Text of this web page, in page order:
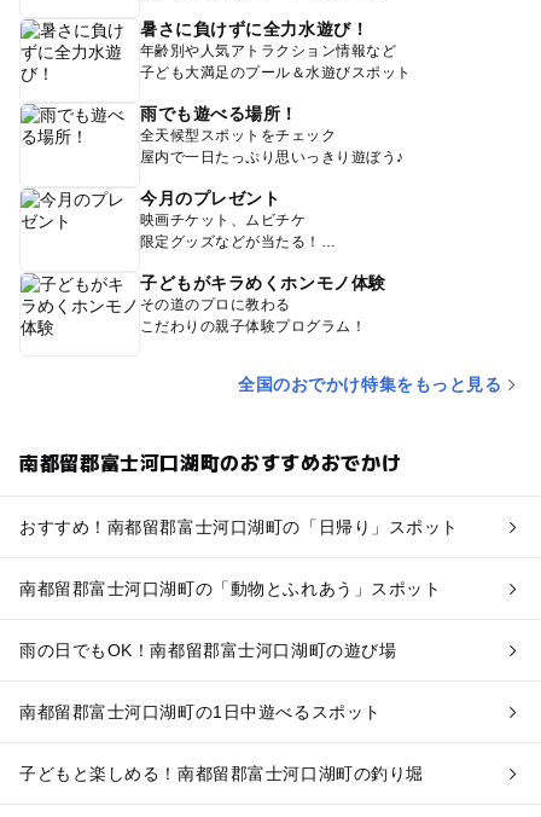
暑さに負けずに全力水遊び！
年齢別や人気アトラクション情報など
子ども大満足のプール＆水遊びスポット
雨でも遊べる場所！
全天候型スポットをチェック
屋内で一日たっぷり思いっきり遊ぼう♪
今月のプレゼント
映画チケット、ムビチケ
限定グッズなどが当たる！
子どもがキラめくホンモノ体験
その道のプロに教わる
こだわりの親子体験プログラム！
全国のおでかけ特集をもっと見る
南都留郡富士河口湖町のおすすめおでかけ
おすすめ！南都留郡富士河口湖町の「日帰り」スポット
南都留郡富士河口湖町の「動物とふれあう」スポット
雨の日でもOK！南都留郡富士河口湖町の遊び場
南都留郡富士河口湖町の1日中遊べるスポット
子どもと楽しめる！南都留郡富士河口湖町の釣り堀